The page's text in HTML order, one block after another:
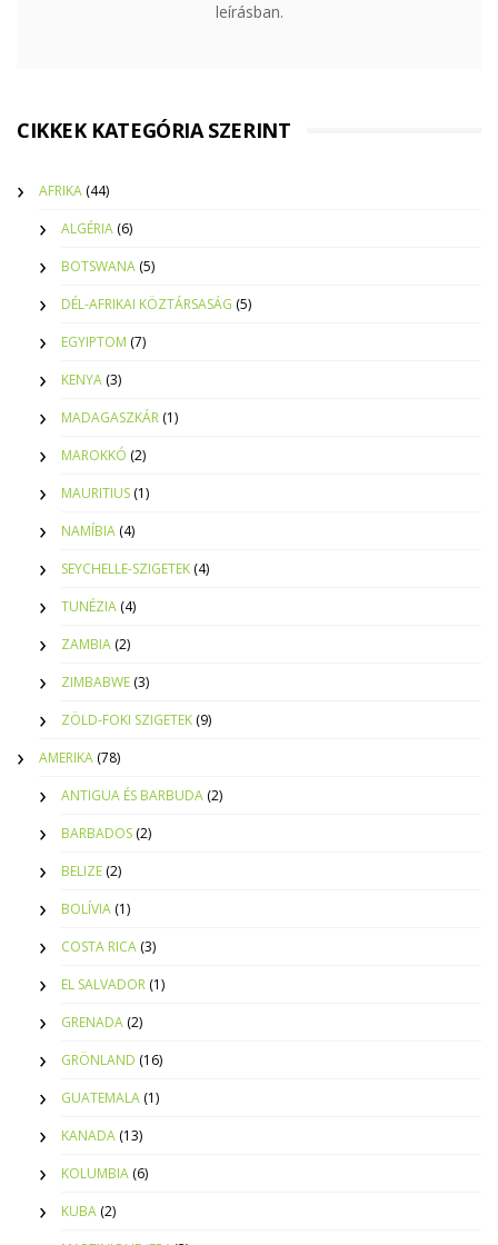
leírásban.
CIKKEK KATEGÓRIA SZERINT
AFRIKA (44)
ALGÉRIA (6)
BOTSWANA (5)
DÉL-AFRIKAI KÖZTÁRSASÁG (5)
EGYIPTOM (7)
KENYA (3)
MADAGASZKÁR (1)
MAROKKÓ (2)
MAURITIUS (1)
NAMÍBIA (4)
SEYCHELLE-SZIGETEK (4)
TUNÉZIA (4)
ZAMBIA (2)
ZIMBABWE (3)
ZÖLD-FOKI SZIGETEK (9)
AMERIKA (78)
ANTIGUA ÉS BARBUDA (2)
BARBADOS (2)
BELIZE (2)
BOLÍVIA (1)
COSTA RICA (3)
EL SALVADOR (1)
GRENADA (2)
GRÖNLAND (16)
GUATEMALA (1)
KANADA (13)
KOLUMBIA (6)
KUBA (2)